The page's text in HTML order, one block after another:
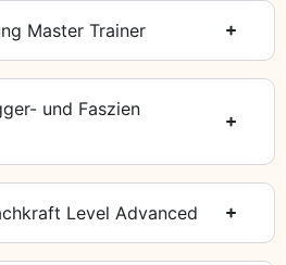
Master Trainer
und Faszien
Level Advanced